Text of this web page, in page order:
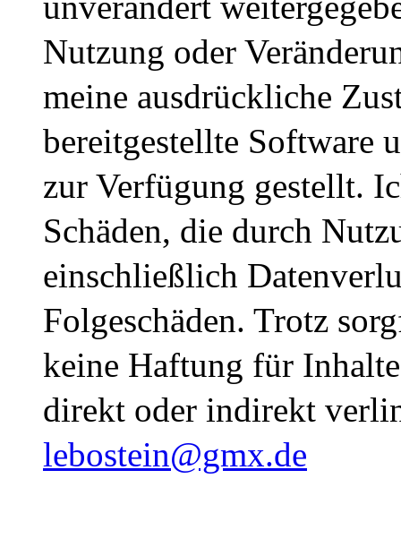
Nutzung oder
meine ausdrückliche
bereitgestellte Software
zur Verfügung gestellt.
Schäden, die durch
einschließlich
Folgeschäden. Trotz
keine Haftung für
direkt oder indirekt
lebostein@gmx.de